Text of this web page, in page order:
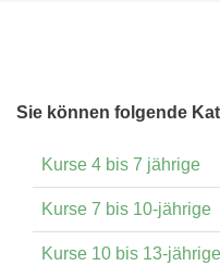
Sie können folgende
Kurse 4 bis 7 jährige
Kurse 7 bis 10-jährige
Kurse 10 bis 13-jährige